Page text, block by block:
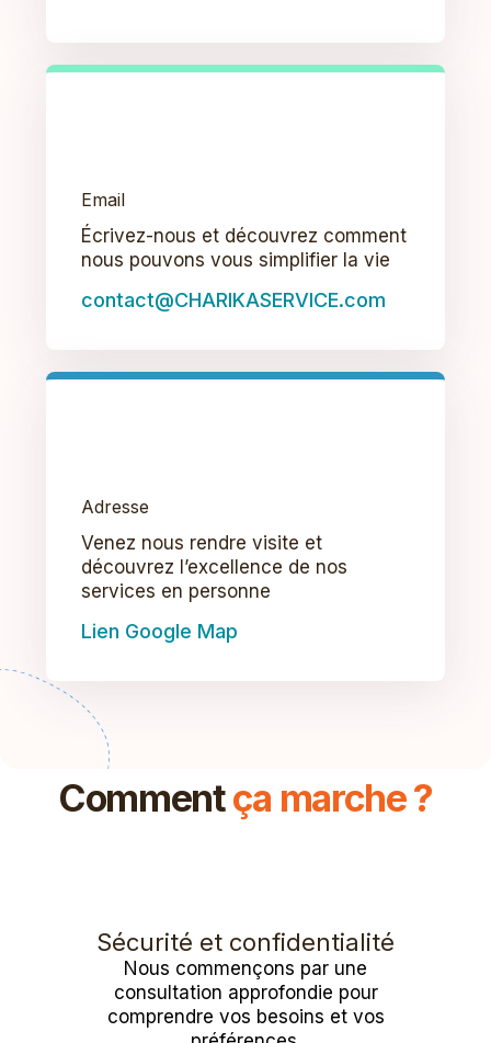
Email
Écrivez-nous et découvrez comment
nous pouvons vous simplifier la vie
contact@CHARIKASERVICE.com
Adresse
Venez nous rendre visite et
découvrez l’excellence de nos
services en personne
Lien Google Map
Commentça marche ?
Sécurité et confidentialité
Nous commençons par une
consultation approfondie pour
comprendre vos besoins et vos